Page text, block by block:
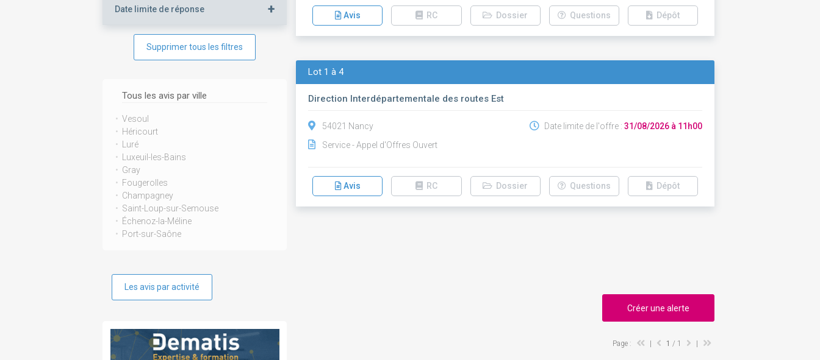
Date limite de réponse +
Supprimer tous les filtres
Tous les avis par ville
Vesoul
Héricourt
Luré
Luxeuil-les-Bains
Gray
Fougerolles
Champagney
Saint-Loup-sur-Semouse
Échenoz-la-Méline
Port-sur-Saône
Les avis par activité
Avis RC Dossier Questions Dépôt
Lot 1 à 4
Direction Interdépartementale des routes Est
54021 Nancy
Service - Appel d'Offres Ouvert
Date limite de l'offre : 31/08/2026 à 11h00
Avis RC Dossier Questions Dépôt
Créer une alerte
Page : 1 / 1